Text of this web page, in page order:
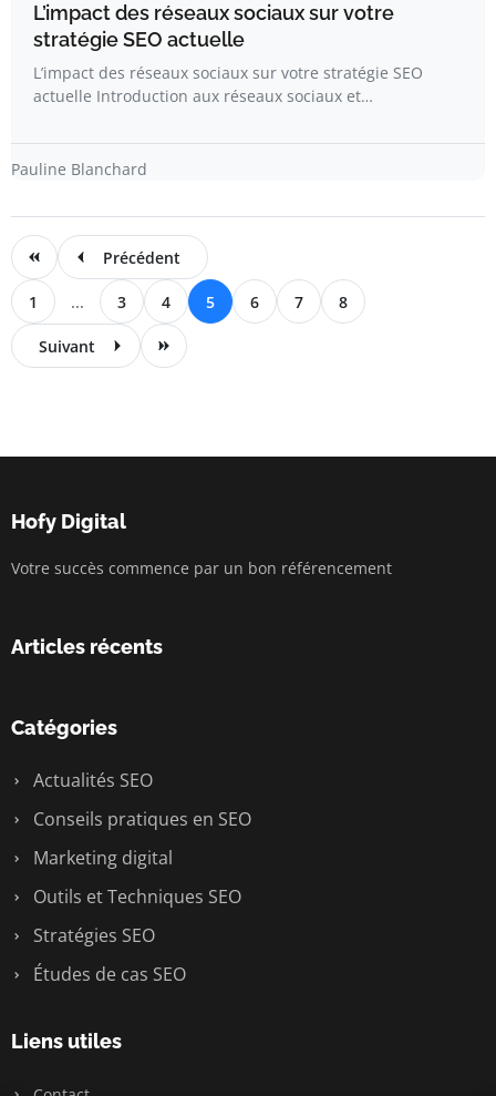
L’impact des réseaux sociaux sur votre
stratégie SEO actuelle
L’impact des réseaux sociaux sur votre stratégie SEO
actuelle Introduction aux réseaux sociaux et…
Pauline Blanchard
Précédent
1 ... 3 4 5 6 7 8
Suivant
Hofy Digital
Votre succès commence par un bon référencement
Articles récents
Catégories
Actualités SEO
Conseils pratiques en SEO
Marketing digital
Outils et Techniques SEO
Stratégies SEO
Études de cas SEO
Liens utiles